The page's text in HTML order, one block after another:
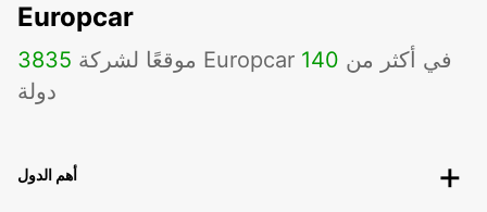
Europcar
3835 موقعًا لشركة Europcar في أكثر من 140
دولة
أهم الدول